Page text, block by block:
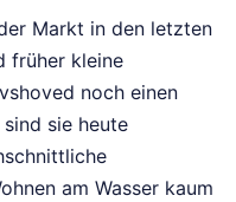
Markt in den letzten
früher kleine
noch einen
sie heute
am Wasser kaum